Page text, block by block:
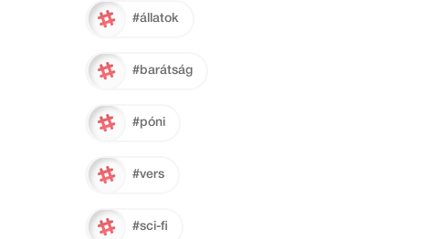
#állatok
#barátság
#póni
#vers
#sci-fi